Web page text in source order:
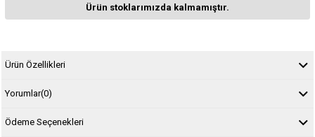
Ürün stoklarımızda kalmamıştır.
Ürün Özellikleri
Yorumlar(0)
Ödeme Seçenekleri